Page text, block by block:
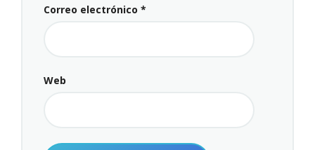
Correo electrónico *
Web